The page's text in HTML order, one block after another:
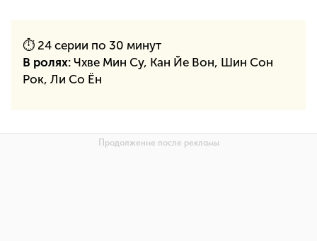
⏱ 24 серии по 30 минут
В ролях: Чхве Мин Су, Кан Йе Вон, Шин Сон
Рок, Ли Со Ён